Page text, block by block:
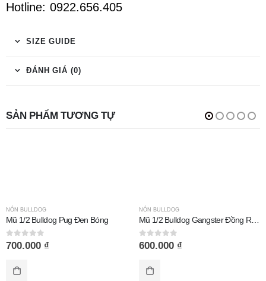
Hotline: 0922.656.405
SIZE GUIDE
ĐÁNH GIÁ (0)
SẢN PHẨM TƯƠNG TỰ
NÓN BULLDOG
Mũ 1/2 Bulldog Pug Đen Bóng
0out of 5
700.000 ₫
NÓN BULLDOG
0out of 5
600.000 ₫